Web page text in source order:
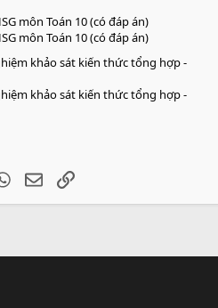
môn Toán 10 (có đáp án)
môn Toán 10 (có đáp án)
khảo sát kiến thức tổng hợp -
khảo sát kiến thức tổng hợp -
WhatsApp
EmailLink